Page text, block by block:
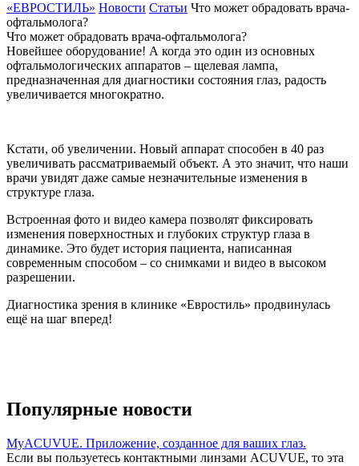
«ЕВРОСТИЛЬ» Новости Статьи Что может обрадовать врача-
офтальмолога?
Что может обрадовать врача-офтальмолога?
Новейшее оборудование! А когда это один из основных
офтальмологических аппаратов – щелевая лампа,
предназначенная для диагностики состояния глаз, радость
увеличивается многократно.
Кстати, об увеличении. Новый аппарат способен в 40 раз
увеличивать рассматриваемый объект. А это значит, что наши
врачи увидят даже самые незначительные изменения в
структуре глаза.
Встроенная фото и видео камера позволят фиксировать
изменения поверхностных и глубоких структур глаза в
динамике. Это будет история пациента, написанная
современным способом – со снимками и видео в высоком
разрешении.
Диагностика зрения в клинике «Евростиль» продвинулась
ещё на шаг вперед!
Популярные новости
MyACUVUE. Приложение, созданное для ваших глаз.
Если вы пользуетесь контактными линзами ACUVUE, то эта